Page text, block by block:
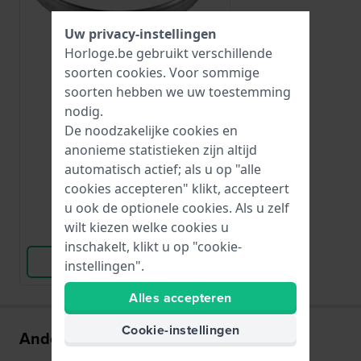
Renata
CR1632
€ 5,-
● Op voorraad
Vergelijk
Bekijk Product
Anderen kochten ook
Uw privacy-instellingen
Horloge.be gebruikt verschillende
soorten cookies. Voor sommige
soorten hebben we uw toestemming
nodig.
De noodzakelijke cookies en
anonieme statistieken zijn altijd
automatisch actief; als u op "alle
cookies accepteren" klikt, accepteert
u ook de optionele cookies. Als u zelf
wilt kiezen welke cookies u
inschakelt, klikt u op "cookie-
instellingen".
Alles accepteren
Cookie-instellingen